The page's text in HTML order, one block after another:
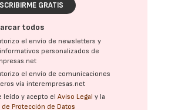
GRATIS
todos
el envío de newsletters y
personalizados de
el envío de comunicaciones
vía interempresas.net
leído y acepto elAviso Legal y la
de Protección de Datos